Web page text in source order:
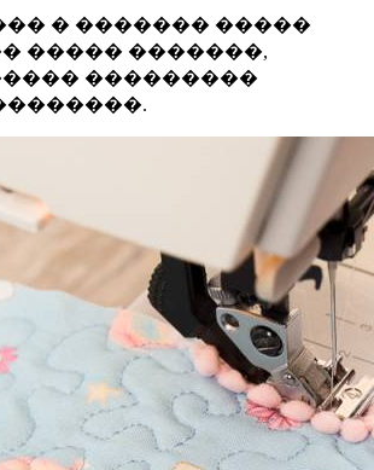
� ������� �����
����� �������,
���������